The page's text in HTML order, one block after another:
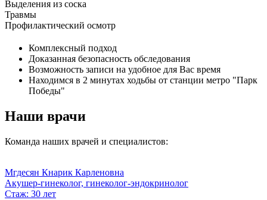
Выделения из соска
Травмы
Профилактический осмотр
Комплексный подход
Доказанная безопасность обследования
Возможность записи на удобное для Вас время
Находимся в 2 минутах ходьбы от станции метро "Парк
Победы"
Наши врачи
Команда наших врачей и специалистов:
Мгдесян Кнарик Карленовна
Акушер-гинеколог, гинеколог-эндокринолог
Стаж: 30 лет